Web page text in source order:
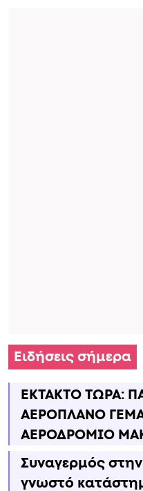
Ειδήσεις σήμερα
ΕΚΤΑΚΤΟ ΤΩΡΑ:
ΑΕΡΟΠΛΑΝΟ
ΑΕΡΟΔΡΟΜΙΟ
Συναγερμός
γνωστό